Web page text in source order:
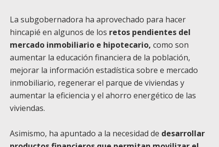
La subgobernadora ha aprovechado para hacer
hincapié en algunos de los retos pendientes del
mercado inmobiliario e hipotecario, como son
aumentar la educación financiera de la población,
mejorar la información estadística sobre e mercado
inmobiliario, regenerar el parque de viviendas y
aumentar la eficiencia y el ahorro energético de las
viviendas.
Asimismo, ha apuntado a la necesidad de desarrollar